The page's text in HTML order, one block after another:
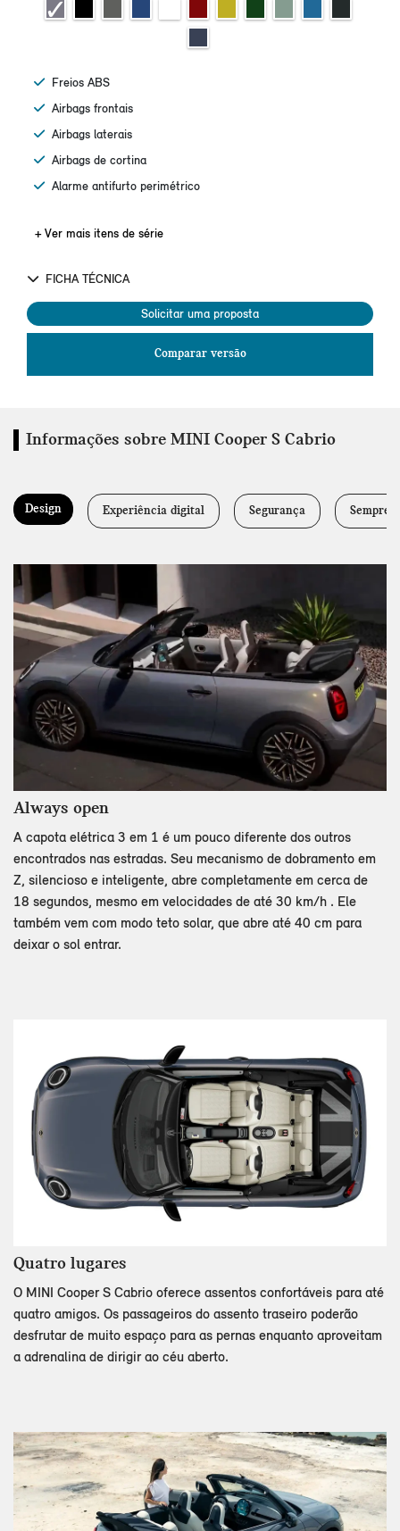
Freios ABS
Airbags frontais
Airbags laterais
Airbags de cortina
Alarme antifurto perimétrico
+ Ver mais itens de série
FICHA TÉCNICA
Solicitar uma proposta
Comparar versão
Informações sobre MINI Cooper S Cabrio
Design Experiência digital Segurança Sempre
Always open
A capota elétrica 3 em 1 é um pouco diferente dos outros
encontrados nas estradas. Seu mecanismo de dobramento em
Z, silencioso e inteligente, abre completamente em cerca de
18 segundos, mesmo em velocidades de até 30 km/h . Ele
também vem com modo teto solar, que abre até 40 cm para
deixar o sol entrar.
Quatro lugares
O MINI Cooper S Cabrio oferece assentos confortáveis para até
quatro amigos. Os passageiros do assento traseiro poderão
desfrutar de muito espaço para as pernas enquanto aproveitam
a adrenalina de dirigir ao céu aberto.